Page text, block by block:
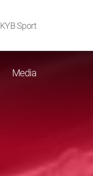
KYB Sport
Media